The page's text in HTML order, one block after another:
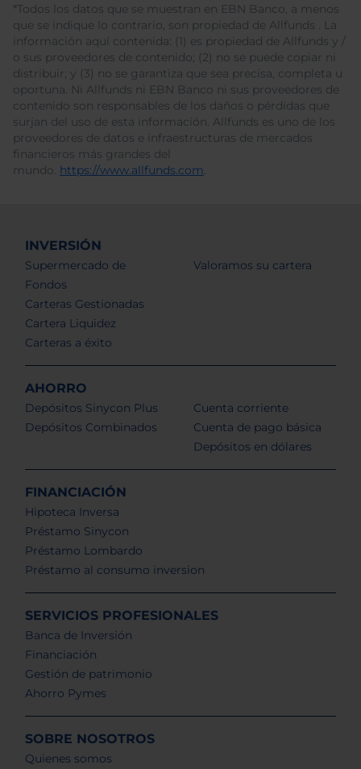
*Todos los datos que se muestran en EBN Banco, a menos
que se indique lo contrario, son propiedad de Allfunds . La
información aquí contenida: (1) es propiedad de Allfunds y /
o sus proveedores de contenido; (2) no se puede copiar ni
distribuir; y (3) no se garantiza que sea precisa, completa u
oportuna. Ni Allfunds ni EBN Banco ni sus proveedores de
contenido son responsables de los daños o pérdidas que
surjan del uso de esta información. Allfunds es uno de los
proveedores de datos e infraestructuras de mercados
financieros más grandes del
mundo. https://www.allfunds.com.
INVERSIÓN
Supermercado de
Fondos
Carteras Gestionadas
Cartera Liquidez
Carteras a éxito
Valoramos su cartera
AHORRO
Depósitos Sinycon Plus
Depósitos Combinados
Cuenta corriente
Cuenta de pago básica
Depósitos en dólares
FINANCIACIÓN
Hipoteca Inversa
Préstamo Sinycon
Préstamo Lombardo
Préstamo al consumo inversion
SERVICIOS PROFESIONALES
Banca de Inversión
Financiación
Gestión de patrimonio
Ahorro Pymes
SOBRE NOSOTROS
Quienes somos